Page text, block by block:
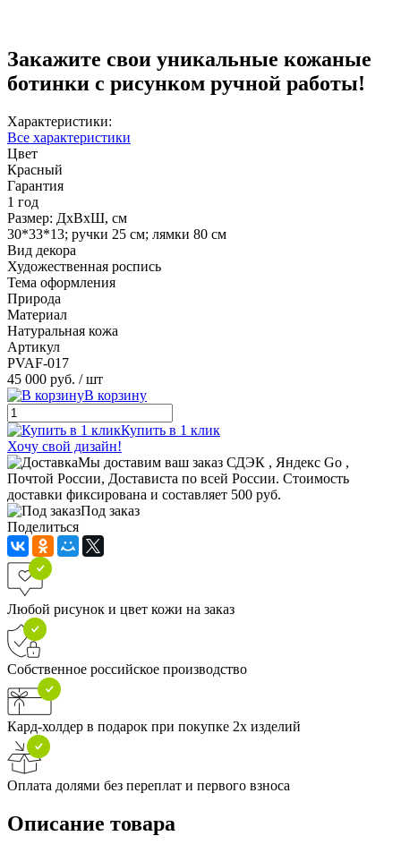
Закажите свои уникальные кожаные
ботинки с рисунком ручной работы!
Характеристики:
Все характеристики
Цвет
Красный
Гарантия
1 год
Размер: ДхВхШ, см
30*33*13; ручки 25 см; лямки 80 см
Вид декора
Художественная роспись
Тема оформления
Природа
Материал
Натуральная кожа
Артикул
PVAF-017
45 000 руб. / шт
В корзину
Купить в 1 клик
Хочу свой дизайн!
Мы доставим ваш заказ СДЭК , Яндекс Go ,
Почтой России, Достависта по всей России. Стоимость
доставки фиксирована и составляет 500 руб.
Под заказ
Поделиться
Любой рисунок и цвет кожи на заказ
Собственное российское производство
Кард-холдер в подарок при покупке 2х изделий
Оплата долями без переплат и первого взноса
Описание товара